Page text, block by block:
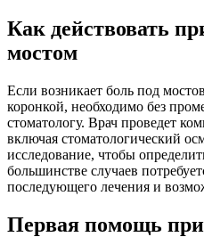
Как действовать
мостом
Если возникает боль под
коронкой, необходимо без
стоматологу. Врач проведет
включая стоматологический
исследование, чтобы
большинстве случаев
последующего лечения и
Первая помощь